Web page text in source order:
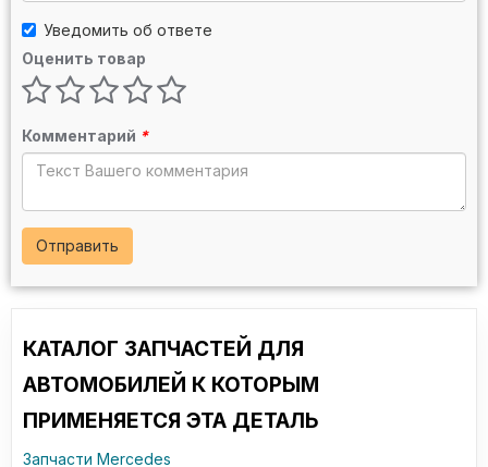
Уведомить об ответе
Оценить товар
Комментарий *
Отправить
КАТАЛОГ ЗАПЧАСТЕЙ ДЛЯ
АВТОМОБИЛЕЙ К КОТОРЫМ
ПРИМЕНЯЕТСЯ ЭТА ДЕТАЛЬ
Запчасти Mercedes